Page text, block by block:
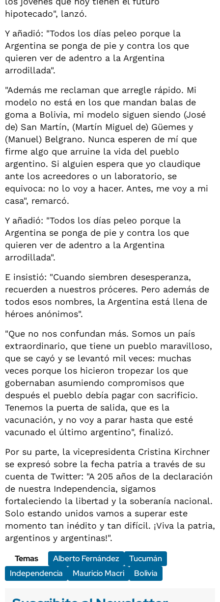
hipotecado", lanzó.
Y añadió: "Todos los días peleo porque la
Argentina se ponga de pie y contra los que
quieren ver de adentro a la Argentina
arrodillada".
"Además me reclaman que arregle rápido. Mi
modelo no está en los que mandan balas de
goma a Bolivia, mi modelo siguen siendo (José
de) San Martín, (Martín Miguel de) Güemes y
(Manuel) Belgrano. Nunca esperen de mí que
firme algo que arruine la vida del pueblo
argentino. Si alguien espera que yo claudique
ante los acreedores o un laboratorio, se
equivoca: no lo voy a hacer. Antes, me voy a mi
casa", remarcó.
Y añadió: "Todos los días peleo porque la
Argentina se ponga de pie y contra los que
quieren ver de adentro a la Argentina
arrodillada".
E insistió: "Cuando siembren desesperanza,
recuerden a nuestros próceres. Pero además de
todos esos nombres, la Argentina está llena de
héroes anónimos".
"Que no nos confundan más. Somos un país
extraordinario, que tiene un pueblo maravilloso,
que se cayó y se levantó mil veces: muchas
veces porque los hicieron tropezar los que
gobernaban asumiendo compromisos que
después el pueblo debía pagar con sacrificio.
Tenemos la puerta de salida, que es la
vacunación, y no voy a parar hasta que esté
vacunado el último argentino", finalizó.
Por su parte, la vicepresidenta Cristina Kirchner
se expresó sobre la fecha patria a través de su
cuenta de Twitter: "A 205 años de la declaración
de nuestra Independencia, sigamos
fortaleciendo la libertad y la soberanía nacional.
Solo estando unidos vamos a superar este
momento tan inédito y tan difícil. ¡Viva la patria,
argentinos y argentinas!".
Temas
Alberto Fernández
Tucumán
Independencia
Mauricio Macri Bolivia